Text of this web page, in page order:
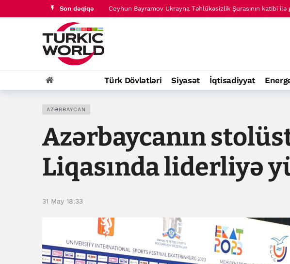
Son dəqiqə Ceyhun Bayramov Ukrayna Təhlükəsizlik Şurasının katibi ilə
Türk Dövlətləri Siyasət İqtisadiyyat
AZƏRBAYCAN
Azərbaycanın
Liqasında liderliyə
31 May 18:33